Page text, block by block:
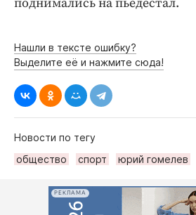
Нашли в тексте ошибку?
Выделите её и нажмите сюда!
Новости по тегу
общество
спорт юрий гомелев
РЕКЛАМА